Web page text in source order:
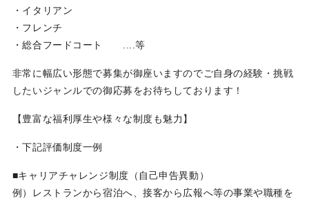
・イタリアン
・フレンチ
・総合フードコート ....等
非常に幅広い形態で募集が御座いますのでご自身の経験・挑戦
したいジャンルでの御応募をお待ちしております！
【豊富な福利厚生や様々な制度も魅力】
・下記評価制度一例
■キャリアチャレンジ制度（自己申告異動）
例）レストランから宿泊へ、接客から広報へ等の事業や職種を